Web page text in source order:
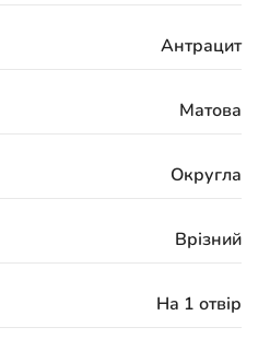
Антрацит
Матова
Округла
Врізний
На 1 отвір